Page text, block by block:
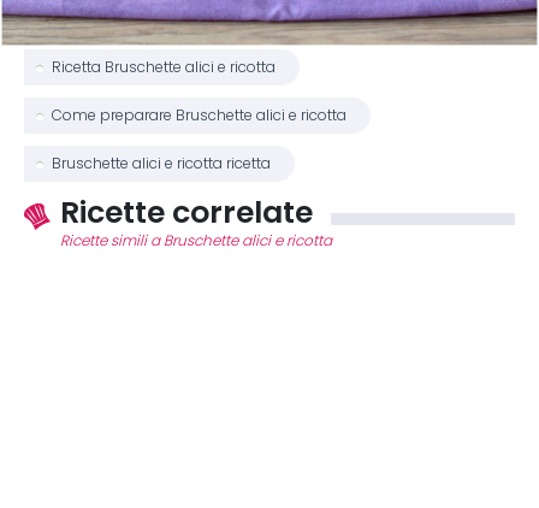
Ricetta Bruschette alici e ricotta
Come preparare Bruschette alici e ricotta
Bruschette alici e ricotta ricetta
Ricette correlate
Ricette simili a Bruschette alici e ricotta